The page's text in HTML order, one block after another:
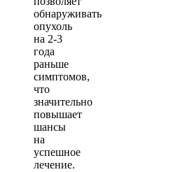
обнаруживать
опухоль
на 2-3
года
раньше
симптомов,
что
значительно
повышает
шансы
на
успешное
лечение.